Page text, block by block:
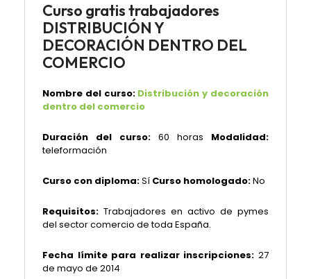
Curso gratis trabajadores
DISTRIBUCIÓN Y
DECORACIÓN DENTRO DEL
COMERCIO
Nombre del curso: Distribución y decoración
dentro del comercio
Duración del curso: 60 horas Modalidad:
teleformación
Curso con diploma:Sí Curso homologado:No
Requisitos: Trabajadores en activo de pymes
del sector comercio de toda España.
Fecha límite para realizar inscripciones: 27
de mayo de 2014